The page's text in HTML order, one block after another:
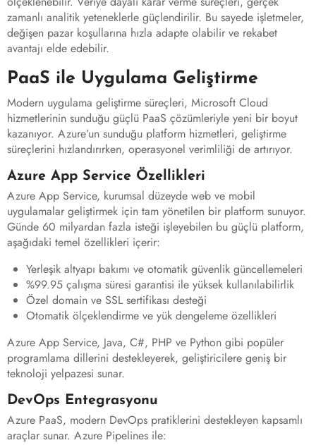
zamanlı analitik yeteneklerle güçlendirilir. Bu sayede işletmeler,
değişen pazar koşullarına hızla adapte olabilir ve rekabet
avantajı elde edebilir.
PaaS ile Uygulama Geliştirme
Modern uygulama geliştirme süreçleri, Microsoft Cloud
hizmetlerinin sunduğu güçlü PaaS çözümleriyle yeni bir boyut
kazanıyor. Azure’un sunduğu platform hizmetleri, geliştirme
süreçlerini hızlandırırken, operasyonel verimliliği de artırıyor.
Azure App Service Özellikleri
Azure App Service, kurumsal düzeyde web ve mobil
uygulamalar geliştirmek için tam yönetilen bir platform sunuyor.
Günde 60 milyardan fazla isteği işleyebilen bu güçlü platform,
aşağıdaki temel özellikleri içerir:
Yerleşik altyapı bakımı ve otomatik güvenlik güncellemeleri
%99.95 çalışma süresi garantisi ile yüksek kullanılabilirlik
Özel domain ve SSL sertifikası desteği
Otomatik ölçeklendirme ve yük dengeleme özellikleri
Azure App Service, Java, C#, PHP ve Python gibi popüler
programlama dillerini destekleyerek, geliştiricilere geniş bir
teknoloji yelpazesi sunar.
DevOps Entegrasyonu
Azure PaaS, modern DevOps pratiklerini destekleyen kapsamlı
araçlar sunar. Azure Pipelines ile: